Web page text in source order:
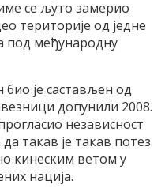
се љуто замерио
територије од једне
под међународну
је састављен од
допунили 2008.
независност
такав је такав потез
кинеским ветом у
нација.